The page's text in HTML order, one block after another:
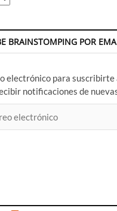
BRAINSTOMPING POR
electrónico para suscribirte
notificaciones de